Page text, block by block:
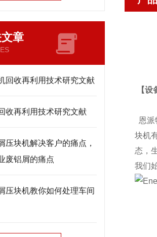
章
回收再利用技术研究文献
收再利用技术研究文献
压块机解决客户的痛点，
废铝屑的痛点
压块机教你如何处理车间
【设
恩派
块机
态，
我们